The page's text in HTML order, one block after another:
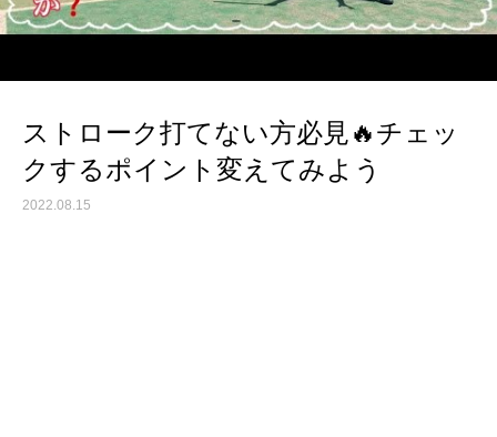
ストローク打てない方必見🔥チェッ
クするポイント変えてみよう
2022.08.15